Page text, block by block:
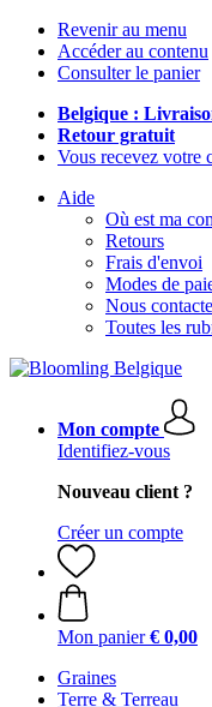
Revenir au menu
Accéder au contenu
Consulter le panier
Belgique :
Retour gratuit
Vous recevez votre
Aide
Où est ma
Retours
Frais d'envoi
Modes de
Nous
Toutes les
Mon compte
Identifiez-vous
Nouveau client ?
Créer un compte
Mon panier € 0,00
Graines
Terre & Terreau